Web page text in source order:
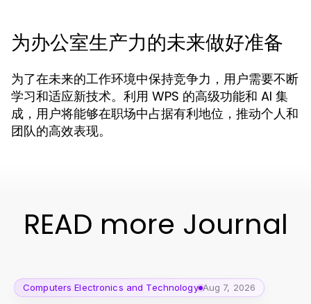
为办公室生产力的未来做好准备
为了在未来的工作环境中保持竞争力，用户需要不断
学习和适应新技术。利用 WPS 的高级功能和 AI 集
成，用户将能够在职场中占据有利地位，推动个人和
团队的高效表现。
READ more Journal
Computers Electronics and Technology Aug 7, 2026